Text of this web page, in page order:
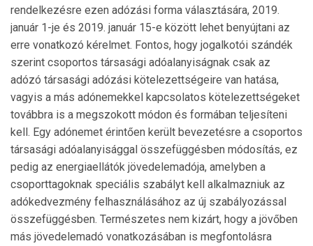
rendelkezésre ezen adózási forma választására, 2019.
január 1-je és 2019. január 15-e között lehet benyújtani az
erre vonatkozó kérelmet. Fontos, hogy jogalkotói szándék
sze­rint csoportos társasági adóalanyiságnak csak az
adózó társa­sági adózási kötelezettségeire van hatása,
vagyis a más adónemekkel kapcsolatos kötelezettségeket
továbbra is a megszokott módon és formában teljesíteni
kell. Egy adónemet érintően került bevezetésre a csoportos
társasági adóalanyisággal összefüggésben módosítás, ez
pedig az energiaellátók jövedelemadója, amelyben a
csoporttagoknak speciális szabályt kell alkalmazniuk az
adókedvezmény felhasználásához az új szabályozással
összefüggésben. Természetes nem kizárt, hogy a jövőben
más jövedelemadó vonatkozásában is megfontolásra